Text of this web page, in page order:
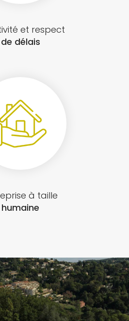
et respect
de délais
à taille
humaine